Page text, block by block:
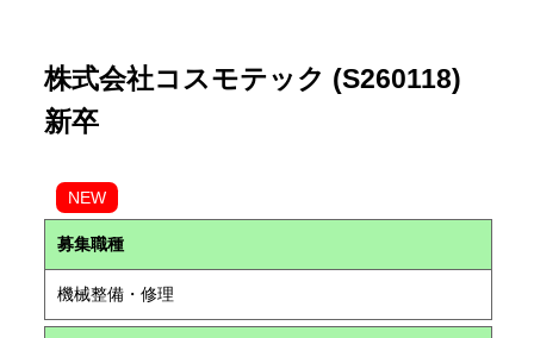
株式会社コスモテック (S260118)
新卒
NEW
募集職種
機械整備・修理